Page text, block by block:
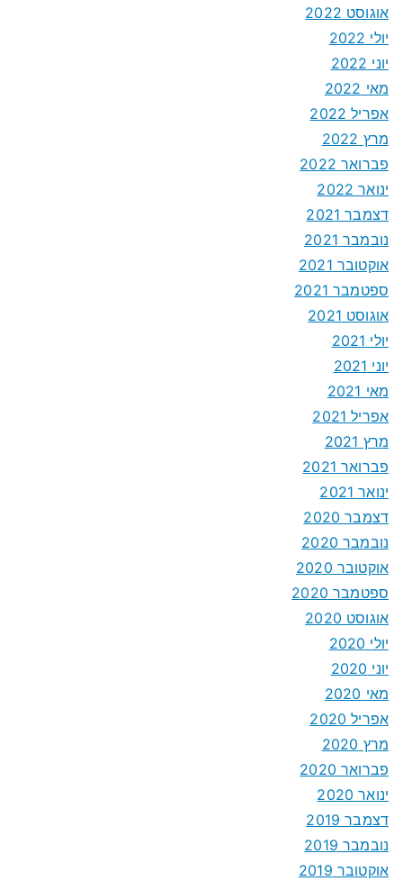
אוגוסט 2022
יולי 2022
יוני 2022
מאי 2022
אפריל 2022
מרץ 2022
פברואר 2022
ינואר 2022
דצמבר 2021
נובמבר 2021
אוקטובר 2021
ספטמבר 2021
אוגוסט 2021
יולי 2021
יוני 2021
מאי 2021
אפריל 2021
מרץ 2021
פברואר 2021
ינואר 2021
דצמבר 2020
נובמבר 2020
אוקטובר 2020
ספטמבר 2020
אוגוסט 2020
יולי 2020
יוני 2020
מאי 2020
אפריל 2020
מרץ 2020
פברואר 2020
ינואר 2020
דצמבר 2019
נובמבר 2019
אוקטובר 2019